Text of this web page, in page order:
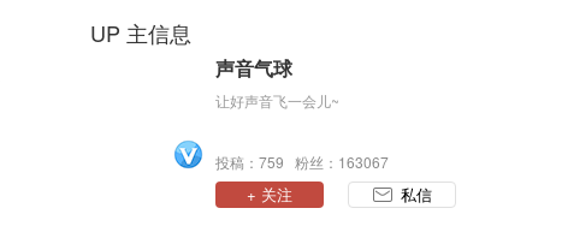
UP 主信息
声音气球
让好声音飞一会儿~
投稿：759 粉丝：163067
+ 关注 私信